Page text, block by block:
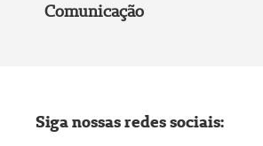
Comunicação
Siga nossas redes sociais: